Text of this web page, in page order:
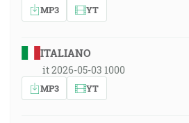
MP3 YT
ITALIANO
it 2026-05-03 1000
MP3 YT